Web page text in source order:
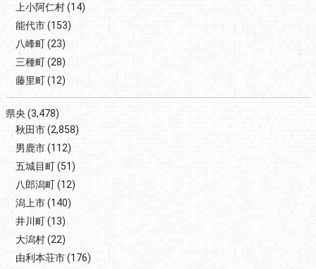
上小阿仁村(14)
能代市(153)
八峰町(23)
三種町(28)
藤里町(12)
県央(3,478)
秋田市(2,858)
男鹿市(112)
五城目町(51)
八郎潟町(12)
潟上市(140)
井川町(13)
大潟村(22)
由利本荘市(176)